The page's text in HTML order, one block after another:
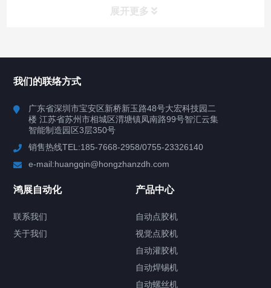
展开更多
案例视频
联系我们
关于我们
我们的联络方式
广东省深圳市宝安区新桥新玉路48号大宏科技园二
楼 江苏省苏州市相城区渭塘镇凤南路99号智汇云集
智能制造园区3层350号
销售热线TEL:185-7668-2958/0755-23326140
e-mail:huangqin@hongzhanzdh.com
鸿展自动化
联系我们
关于我们
产品中心
自动点胶机
视觉点胶机
自动灌胶机
自动焊锡机
自动螺丝机